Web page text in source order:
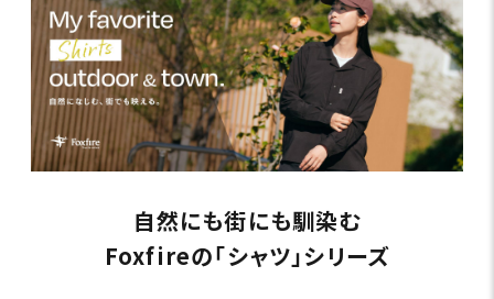
自然にも街にも馴染む
Foxfireの「シャツ」シリーズ